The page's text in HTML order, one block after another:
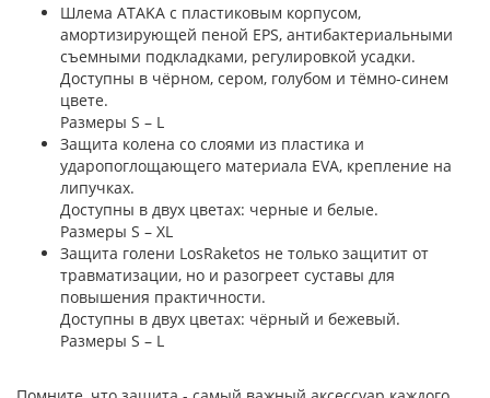
Шлема ATAKA с пластиковым корпусом,
амортизирующей пеной EPS, антибактериальными
съемными подкладками, регулировкой усадки.
Доступны в чёрном, сером, голубом и тёмно-синем
цвете.
Размеры S – L
Защита колена со слоями из пластика и
ударопоглощающего материала EVA, крепление на
липучках.
Доступны в двух цветах: черные и белые.
Размеры S – XL
Защита голени LosRaketos не только защитит от
травматизации, но и разогреет суставы для
повышения практичности.
Доступны в двух цветах: чёрный и бежевый.
Размеры S – L